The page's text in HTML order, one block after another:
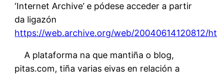
‘Internet Archive’ e pódese acceder a partir
da ligazón
https://web.archive.org/web/20040614120812/
A plataforma na que mantiña o blog,
pitas.com, tiña varias eivas en relación a